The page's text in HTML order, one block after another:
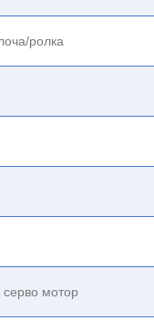
ролка
серво мотор